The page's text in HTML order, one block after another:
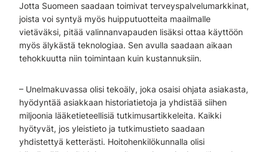
Jotta Suomeen saadaan toimivat terveyspalvelumarkkinat,
joista voi syntyä myös huipputuotteita maailmalle
vietäväksi, pitää valinnanvapauden lisäksi ottaa käyttöön
myös älykästä teknologiaa. Sen avulla saadaan aikaan
tehokkuutta niin toimintaan kuin kustannuksiin.
– Unelmakuvassa olisi tekoäly, joka osaisi ohjata asiakasta,
hyödyntää asiakkaan historiatietoja ja yhdistää siihen
miljoonia lääketieteellisiä tutkimusartikkeleita. Kaikki
hyötyvät, jos yleistieto ja tutkimustieto saadaan
yhdistettyä ketterästi. Hoitohenkilökunnalla olisi